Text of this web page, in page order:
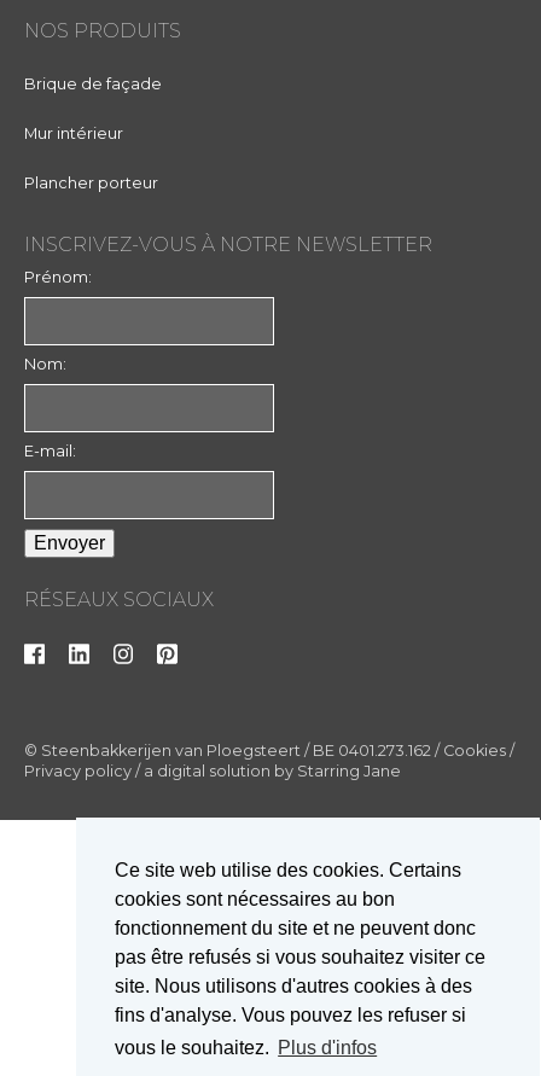
Ce site web utilise des cookies. Certains
cookies sont nécessaires au bon
fonctionnement du site et ne peuvent donc
pas être refusés si vous souhaitez visiter ce
site. Nous utilisons d'autres cookies à des
fins d'analyse. Vous pouvez les refuser si
vous le souhaitez. Plus d'infos
NOS PRODUITS
Brique de façade
Mur intérieur
Plancher porteur
INSCRIVEZ-VOUS À NOTRE NEWSLETTER
Prénom:
Nom:
E-mail:
RÉSEAUX SOCIAUX
© Steenbakkerijen van Ploegsteert / BE 0401.273.162 / Cookies /
Privacy policy / a digital solution by Starring Jane